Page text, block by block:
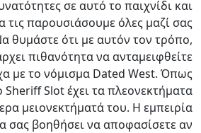
σε αυτό το παιχνίδι και
τις παρουσιάσουμε όλες μαζί σας
θυμάστε ότι με αυτόν τον τρόπο,
πιθανότητα να ανταμειφθείτε
με το νόμισμα Dated West. Όπως
Sheriff Slot έχει τα πλεονεκτήματα
μειονεκτήματά του. Η εμπειρία
σας βοηθήσει να αποφασίσετε αν